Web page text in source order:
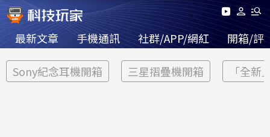
最新文章 手機通訊 社群/APP/網紅 開箱/評
Sony紀念耳機開箱 三星摺疊機開箱 「全新